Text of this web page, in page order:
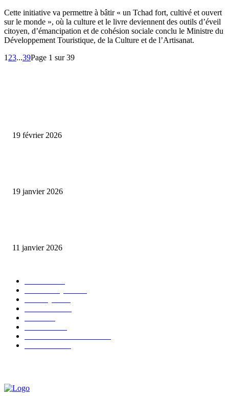
Cette initiative va permettre à bâtir « un Tchad fort, cultivé et ouvert
sur le monde », où la culture et le livre deviennent des outils d’éveil
citoyen, d’émancipation et de cohésion sociale conclu le Ministre du
Développement Touristique, de la Culture et de l’Artisanat.
1 23...39Page 1 sur 39
19 février 2026
19 janvier 2026
11 janvier 2026